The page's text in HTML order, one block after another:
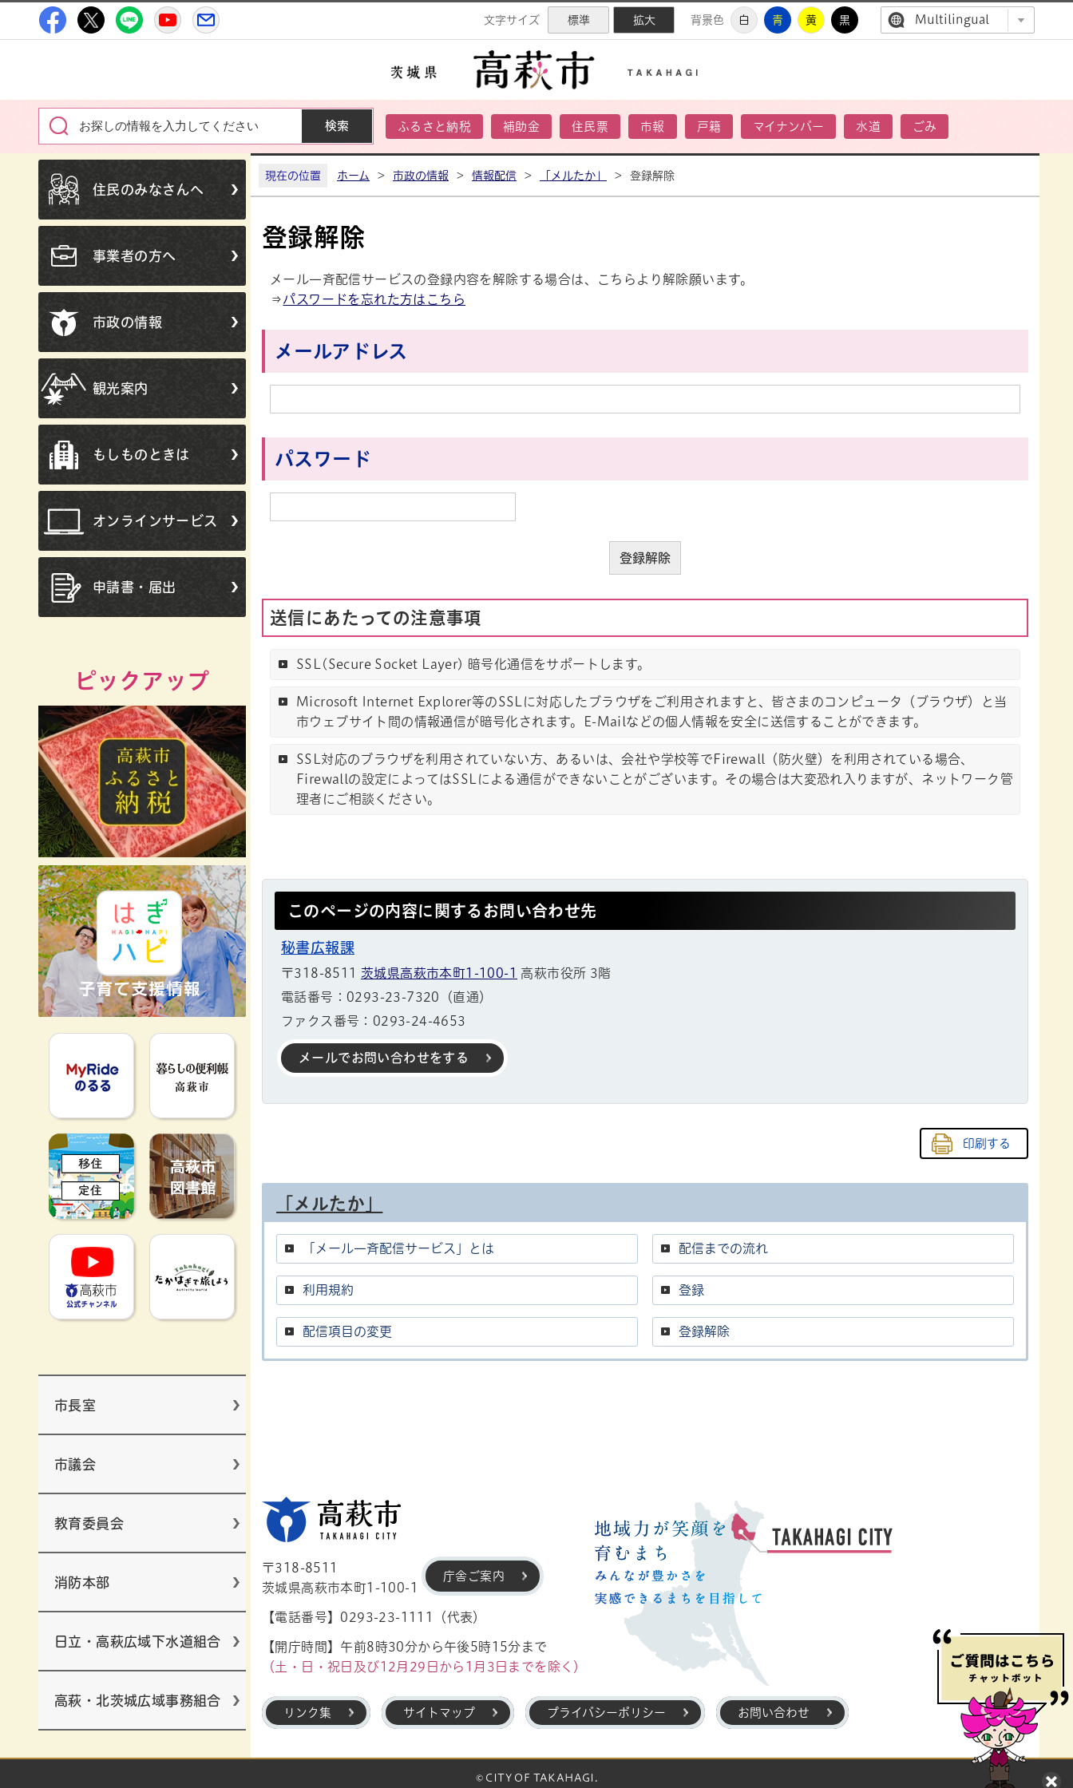
高萩市公式Facebook
高萩市公式Twitter
高萩市公式LINE
高萩市YouTube公式チャンネル 文字サイズ 標準 拡大 背景色 白 青 黄 黒 Multilingual
ふるさと納税 補助金 住民票 市報 戸籍 マイナンバー 水道 ごみ
住民のみなさんへ
事業者の方へ
市政の情報
観光案内
もしものときは
オンラインサービス
申請書・届出
ピックアップ
MyRideのるる 暮らしの便利帳
移住定住
高萩市YouTube公式チャンネル
たかはぎで旅しよう
市長室
市議会
教育委員会
消防本部
日立・高萩広域下水道組合
高萩・北茨城広域事務組合
現在の位置 ホーム > 市政の情報 > 情報配信 > 「メルたか」 > 登録解除
登録解除
メール一斉配信サービスの登録内容を解除する場合は、こちらより解除願います。
⇒パスワードを忘れた方はこちら
メールアドレス
パスワード
送信にあたっての注意事項
SSL(Secure Socket Layer) 暗号化通信をサポートします。
Microsoft Internet Explorer等のSSLに対応したブラウザをご利用されますと、皆さまのコンピュータ（ブラウザ）と当
市ウェブサイト間の情報通信が暗号化されます。E-Mailなどの個人情報を安全に送信することができます。
SSL対応のブラウザを利用されていない方、あるいは、会社や学校等でFirewall（防火壁）を利用されている場合、
Firewallの設定によってはSSLによる通信ができないことがございます。その場合は大変恐れ入りますが、ネットワーク管
理者にご相談ください。
このページの内容に関するお問い合わせ先
秘書広報課
〒318-8511 茨城県高萩市本町1-100-1
高萩市役所 3階
電話番号：0293-23-7320（直通）
ファクス番号：0293-24-4653
メールでお問い合わせをする
印刷する
「メルたか」
「メール一斉配信サービス」とは 配信までの流れ
利用規約 登録
配信項目の変更 登録解除
〒318-8511
茨城県高萩市本町1-100-1
【電話番号】0293-23-1111（代表）
【開庁時間】午前8時30分から午後5時15分まで
（土・日・祝日及び12月29日から1月3日までを除く）
庁舎ご案内
リンク集 サイトマップ プライバシーポリシー お問い合わせ
© CITY OF TAKAHAGI.